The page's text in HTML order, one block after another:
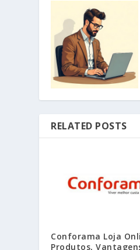
RELATED POSTS
Conforama Loja
Produtos,